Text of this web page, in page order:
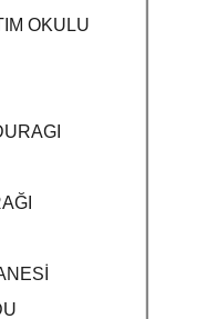
OKULU